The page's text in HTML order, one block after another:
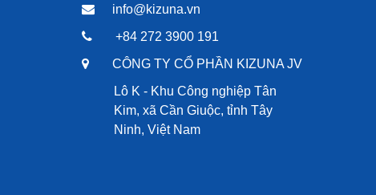
info@kizuna.vn
+84 272 3900 191
CÔNG TY CỔ PHẦN KIZUNA JV
Lô K - Khu Công nghiệp Tân
Kim, xã Cần Giuộc, tỉnh Tây
Ninh, Việt Nam